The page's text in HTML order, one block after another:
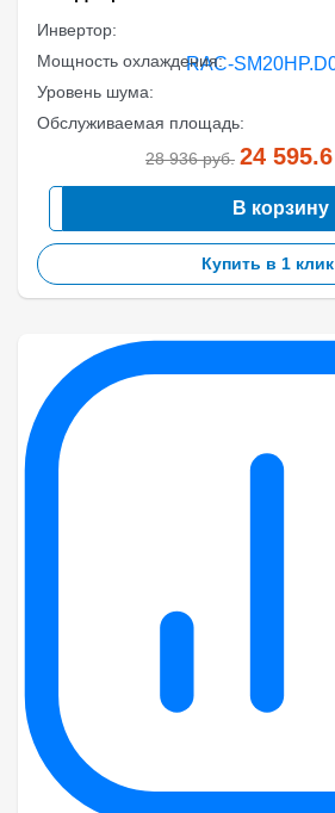
Инвертор:
Мощность охлаждения:
Уровень шума:
Обслуживаемая площадь:
28 936руб. 24 595.6
В корзину
Купить в 1 клик